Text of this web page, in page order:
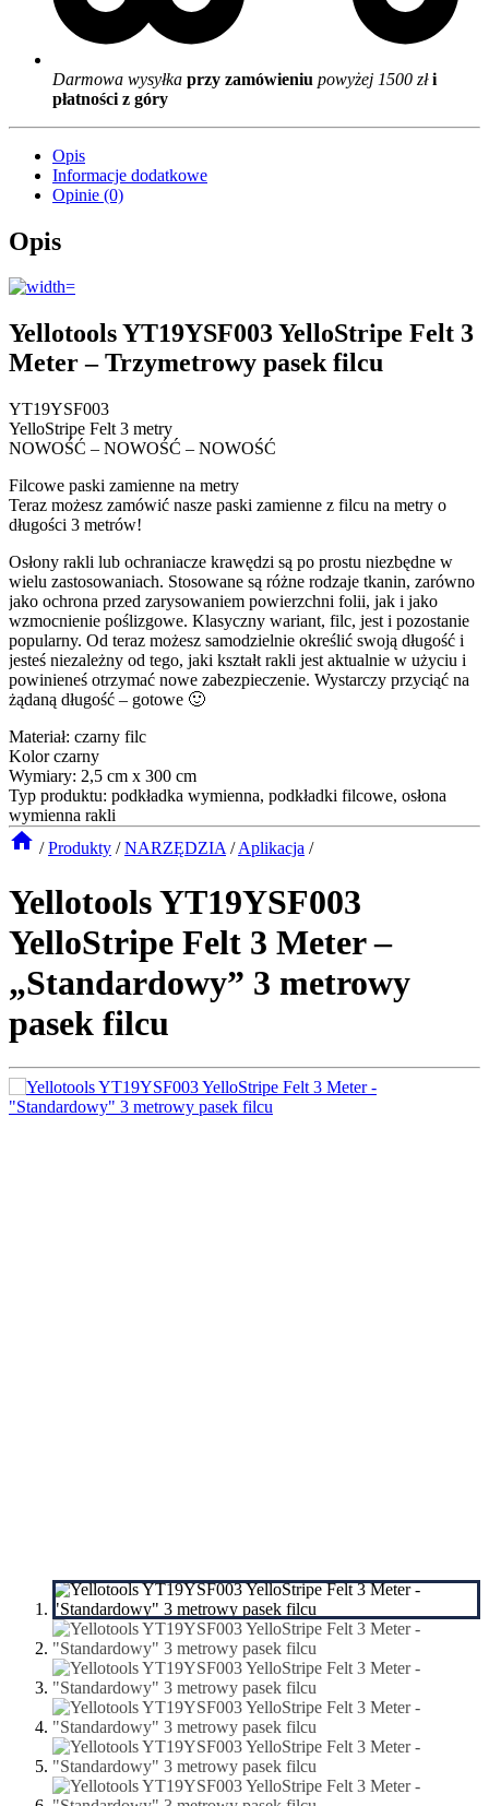
Darmowa wysyłka przy zamówieniu powyżej 1500 złi
płatności z góry
Opis
Informacje dodatkowe
Opinie (0)
Opis
Yellotools YT19YSF003 YelloStripe Felt 3
Meter – Trzymetrowy pasek filcu
YT19YSF003
YelloStripe Felt 3 metry
NOWOŚĆ – NOWOŚĆ – NOWOŚĆ
Filcowe paski zamienne na metry
Teraz możesz zamówić nasze paski zamienne z filcu na metry o
długości 3 metrów!
Osłony rakli lub ochraniacze krawędzi są po prostu niezbędne w
wielu zastosowaniach. Stosowane są różne rodzaje tkanin, zarówno
jako ochrona przed zarysowaniem powierzchni folii, jak i jako
wzmocnienie poślizgowe. Klasyczny wariant, filc, jest i pozostanie
popularny. Od teraz możesz samodzielnie określić swoją długość i
jesteś niezależny od tego, jaki kształt rakli jest aktualnie w użyciu i
powinieneś otrzymać nowe zabezpieczenie. Wystarczy przyciąć na
żądaną długość – gotowe 🙂
Materiał: czarny filc
Kolor czarny
Wymiary: 2,5 cm x 300 cm
Typ produktu: podkładka wymienna, podkładki filcowe, osłona
wymienna rakli
/ Produkty / NARZĘDZIA / Aplikacja /
Yellotools YT19YSF003
YelloStripe Felt 3 Meter –
„Standardowy” 3 metrowy
pasek filcu